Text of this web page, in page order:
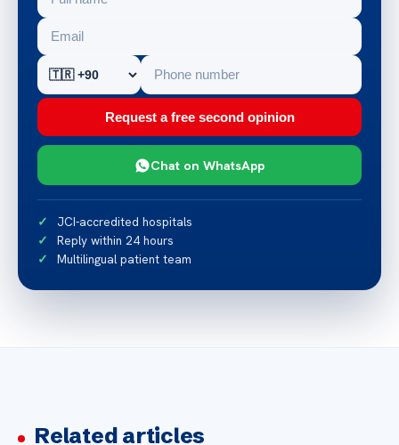
Request a free second opinion
Chat on WhatsApp
JCI-accredited hospitals
Reply within 24 hours
Multilingual patient team
Related articles